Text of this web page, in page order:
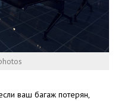
ваш багаж потерян,